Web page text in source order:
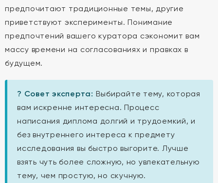
предпочитают традиционные темы, другие
приветствуют эксперименты. Понимание
предпочтений вашего куратора сэкономит вам
массу времени на согласованиях и правках в
будущем.
? Совет эксперта: Выбирайте тему, которая
вам искренне интересна. Процесс
написания диплома долгий и трудоемкий, и
без внутреннего интереса к предмету
исследования вы быстро выгорите. Лучше
взять чуть более сложную, но увлекательную
тему, чем простую, но скучную.